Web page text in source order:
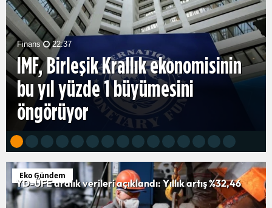
Finans 22:30
Bitcoin, 65 bin dolar seviyesinin
altına düştü...
Eko Gündem
YD-ÜFE aralık verileri açıklandı: Yıllık artış %32,46